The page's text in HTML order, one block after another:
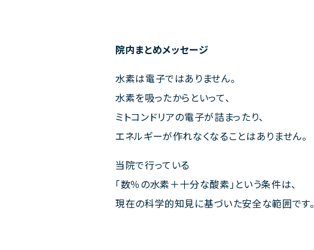
院内まとめメッセージ
水素は電子ではありません。
水素を吸ったからといって、
ミトコンドリアの電子が詰まったり、
エネルギーが作れなくなることはありません。
当院で行っている
「数％の水素＋十分な酸素」という条件は、
現在の科学的知見に基づいた安全な範囲です。